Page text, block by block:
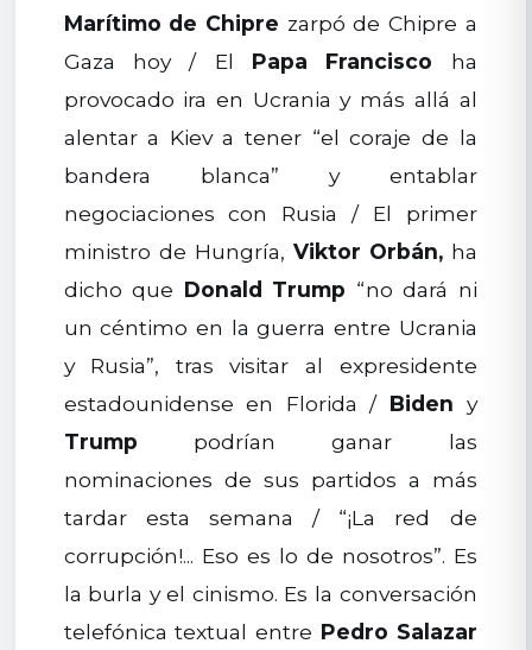
Marítimo de Chipre zarpó de Chipre a
Gaza hoy / El Papa Francisco ha
provocado ira en Ucrania y más allá al
alentar a Kiev a tener “el coraje de la
bandera blanca” y entablar
negociaciones con Rusia / El primer
ministro de Hungría, Viktor Orbán,ha
dicho que Donald Trump “no dará ni
un céntimo en la guerra entre Ucrania
y Rusia”, tras visitar al expresidente
estadounidense en Florida / Biden y
Trump podrían ganar las
nominaciones de sus partidos a más
tardar esta semana / “¡La red de
corrupción!... Eso es lo de nosotros”. Es
la burla y el cinismo. Es la conversación
telefónica textual entre Pedro Salazar